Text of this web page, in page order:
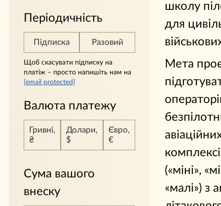
школу
для
Мета
(«міні»,
«малі») з
Періодичність
Підписка Разовий
Щоб скасувати підписку на
платіж – просто напишіть нам на
[email protected]
Валюта платежу
Гривні,
₴
Долари,
$
Євро,
€
Сума вашого
внеску